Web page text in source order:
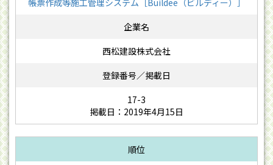
西松建設株式会社
17-3
掲載日：2019年4月15日